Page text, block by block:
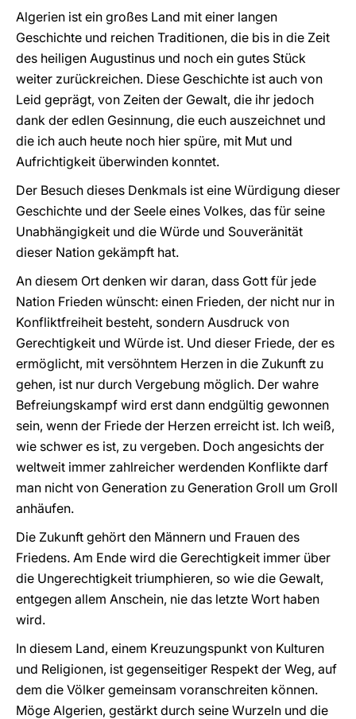
Algerien ist ein großes Land mit einer langen
Geschichte und reichen Traditionen, die bis in die Zeit
des heiligen Augustinus und noch ein gutes Stück
weiter zurückreichen. Diese Geschichte ist auch von
Leid geprägt, von Zeiten der Gewalt, die ihr jedoch
dank der edlen Gesinnung, die euch auszeichnet und
die ich auch heute noch hier spüre, mit Mut und
Aufrichtigkeit überwinden konntet.
Der Besuch dieses Denkmals ist eine Würdigung dieser
Geschichte und der Seele eines Volkes, das für seine
Unabhängigkeit und die Würde und Souveränität
dieser Nation gekämpft hat.
An diesem Ort denken wir daran, dass Gott für jede
Nation Frieden wünscht: einen Frieden, der nicht nur in
Konfliktfreiheit besteht, sondern Ausdruck von
Gerechtigkeit und Würde ist. Und dieser Friede, der es
ermöglicht, mit versöhntem Herzen in die Zukunft zu
gehen, ist nur durch Vergebung möglich. Der wahre
Befreiungskampf wird erst dann endgültig gewonnen
sein, wenn der Friede der Herzen erreicht ist. Ich weiß,
wie schwer es ist, zu vergeben. Doch angesichts der
weltweit immer zahlreicher werdenden Konflikte darf
man nicht von Generation zu Generation Groll um Groll
anhäufen.
Die Zukunft gehört den Männern und Frauen des
Friedens. Am Ende wird die Gerechtigkeit immer über
die Ungerechtigkeit triumphieren, so wie die Gewalt,
entgegen allem Anschein, nie das letzte Wort haben
wird.
In diesem Land, einem Kreuzungspunkt von Kulturen
und Religionen, ist gegenseitiger Respekt der Weg, auf
dem die Völker gemeinsam voranschreiten können.
Möge Algerien, gestärkt durch seine Wurzeln und die